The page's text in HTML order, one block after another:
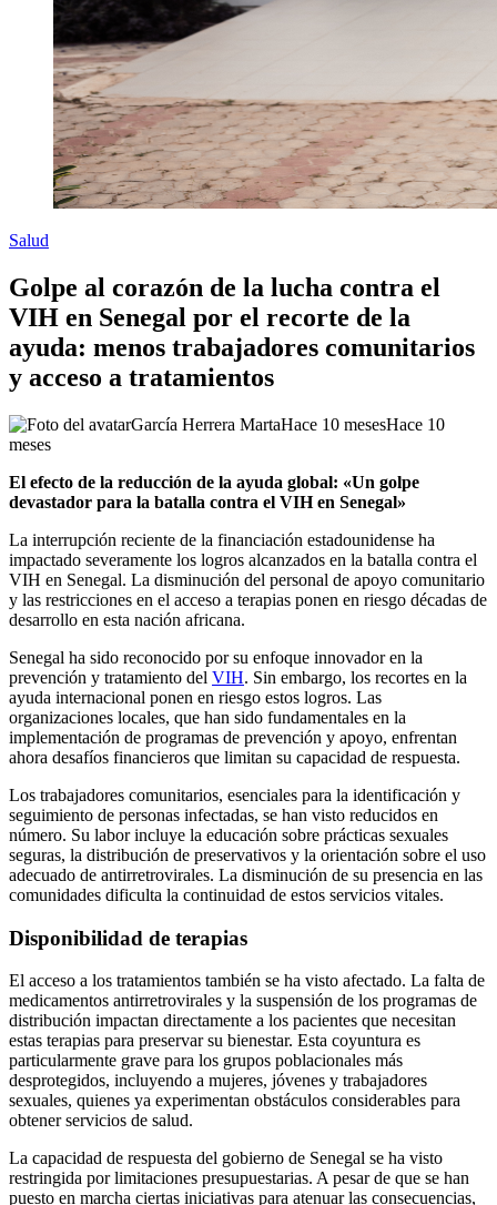
Salud
Golpe al corazón de la lucha contra el
VIH en Senegal por el recorte de la
ayuda: menos trabajadores comunitarios
y acceso a tratamientos
García Herrera MartaHace 10 mesesHace 10
meses
El efecto de la reducción de la ayuda global: «Un golpe
devastador para la batalla contra el VIH en Senegal»
La interrupción reciente de la financiación estadounidense ha
impactado severamente los logros alcanzados en la batalla contra el
VIH en Senegal. La disminución del personal de apoyo comunitario
y las restricciones en el acceso a terapias ponen en riesgo décadas de
desarrollo en esta nación africana.
Senegal ha sido reconocido por su enfoque innovador en la
prevención y tratamiento del VIH. Sin embargo, los recortes en la
ayuda internacional ponen en riesgo estos logros. Las
organizaciones locales, que han sido fundamentales en la
implementación de programas de prevención y apoyo, enfrentan
ahora desafíos financieros que limitan su capacidad de respuesta.
Los trabajadores comunitarios, esenciales para la identificación y
seguimiento de personas infectadas, se han visto reducidos en
número. Su labor incluye la educación sobre prácticas sexuales
seguras, la distribución de preservativos y la orientación sobre el uso
adecuado de antirretrovirales. La disminución de su presencia en las
comunidades dificulta la continuidad de estos servicios vitales.
Disponibilidad de terapias
El acceso a los tratamientos también se ha visto afectado. La falta de
medicamentos antirretrovirales y la suspensión de los programas de
distribución impactan directamente a los pacientes que necesitan
estas terapias para preservar su bienestar. Esta coyuntura es
particularmente grave para los grupos poblacionales más
desprotegidos, incluyendo a mujeres, jóvenes y trabajadores
sexuales, quienes ya experimentan obstáculos considerables para
obtener servicios de salud.
La capacidad de respuesta del gobierno de Senegal se ha visto
restringida por limitaciones presupuestarias. A pesar de que se han
puesto en marcha ciertas iniciativas para atenuar las consecuencias,